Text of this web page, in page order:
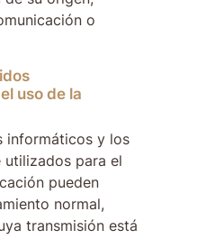
o
uso de la
informáticos y los
para el
pueden
normal,
transmisión está